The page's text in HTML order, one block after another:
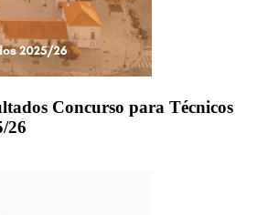
Concurso para Técnicos
26